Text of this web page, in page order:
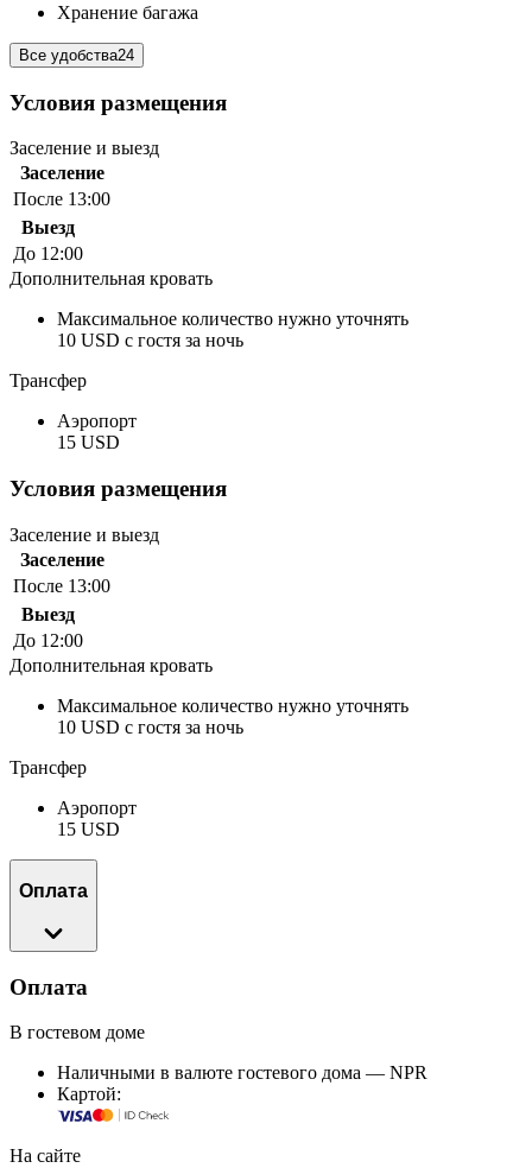
Хранение багажа
Все удобства24
Условия размещения
Заселение и выезд
Заселение
После 13:00
Выезд
До 12:00
Дополнительная кровать
Максимальное количество нужно уточнять
10 USD с гостя за ночь
Трансфер
Аэропорт
15 USD
Условия размещения
Заселение и выезд
Заселение
После 13:00
Выезд
До 12:00
Дополнительная кровать
Максимальное количество нужно уточнять
10 USD с гостя за ночь
Трансфер
Аэропорт
15 USD
Оплата
Оплата
В гостевом доме
Наличными в валюте гостевого дома — NPR
Картой:
На сайте